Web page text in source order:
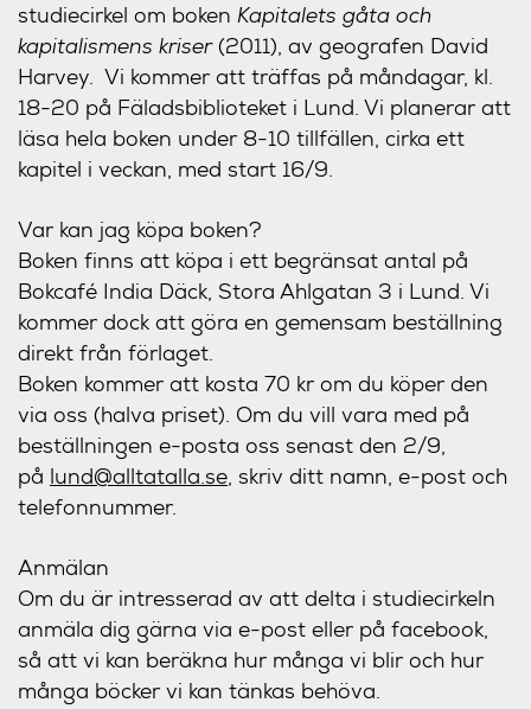
studiecirkel om boken Kapitalets gåta och
kapitalismens kriser(2011), av geografen David
Harvey. Vi kommer att träffas på måndagar, kl.
18-20 på Fäladsbiblioteket i Lund. Vi planerar att
läsa hela boken under 8-10 tillfällen, cirka ett
kapitel i veckan, med start 16/9.
Var kan jag köpa boken?
Boken finns att köpa i ett begränsat antal på
Bokcafé India Däck, Stora Ahlgatan 3 i Lund. Vi
kommer dock att göra en gemensam beställning
direkt från förlaget.
Boken kommer att kosta 70 kr om du köper den
via oss (halva priset). Om du vill vara med på
beställningen e-posta oss senast den 2/9,
på lund@alltatalla.se, skriv ditt namn, e-post och
telefonnummer.
Anmälan
Om du är intresserad av att delta i studiecirkeln
anmäla dig gärna via e-post eller på facebook,
så att vi kan beräkna hur många vi blir och hur
många böcker vi kan tänkas behöva.